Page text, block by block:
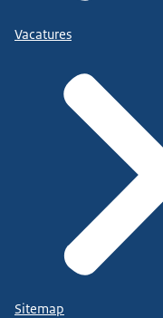
Vacatures
Sitemap